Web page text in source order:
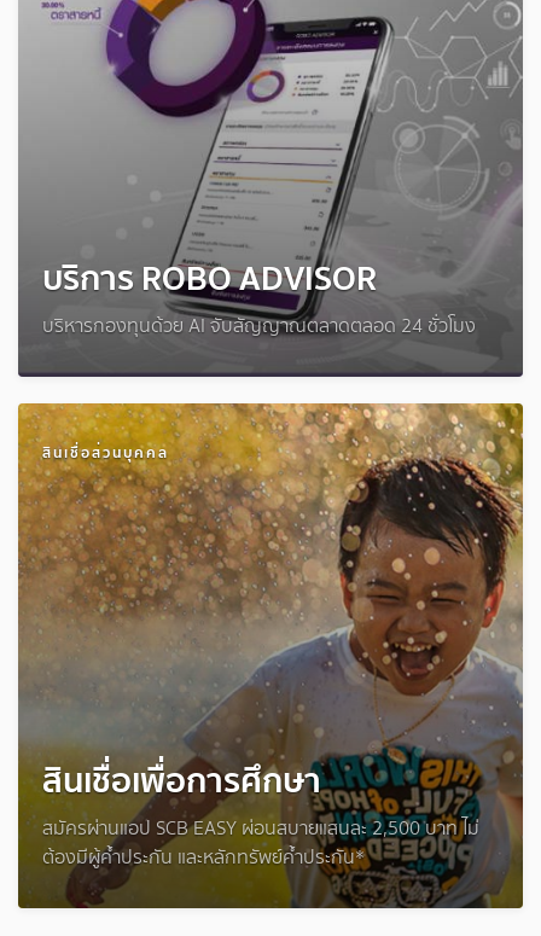
บริการ ROBO ADVISOR
บริหารกองทุนด้วย AI จับสัญญาณตลาดตลอด 24 ชั่วโมง
สินเชื่อส่วนบุคคล
สินเชื่อเพื่อการศึกษา
สมัครผ่านแอป SCB EASY ผ่อนสบายแสนละ 2,500 บาท ไม่
ต้องมีผู้ค้ำประกัน และหลักทรัพย์ค้ำประกัน*